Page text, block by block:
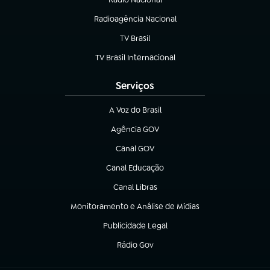
Radioagência Nacional
(abre em nova aba)
TV Brasil
(abre em nova aba)
TV Brasil Internacional
(abre em nova aba)
Serviços
A Voz do Brasil
(abre em nova aba)
Agência GOV
(abre em nova aba)
Canal GOV
(abre em nova aba)
Canal Educação
(abre em nova aba)
Canal Libras
(abre em nova aba)
Monitoramento e Análise de Mídias
(abre em nova aba)
Publicidade Legal
(abre em nova aba)
Rádio Gov
(abre em nova aba)